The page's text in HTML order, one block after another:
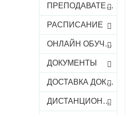
ПРЕПОДАВАТЕЛИ
РАСПИСАНИЕ
ОНЛАЙН ОБУЧЕНИЕ
ДОКУМЕНТЫ
ДОСТАВКА ДОКУМЕНТОВ
ДИСТАНЦИОННОЕ ОБУЧЕНИЕ